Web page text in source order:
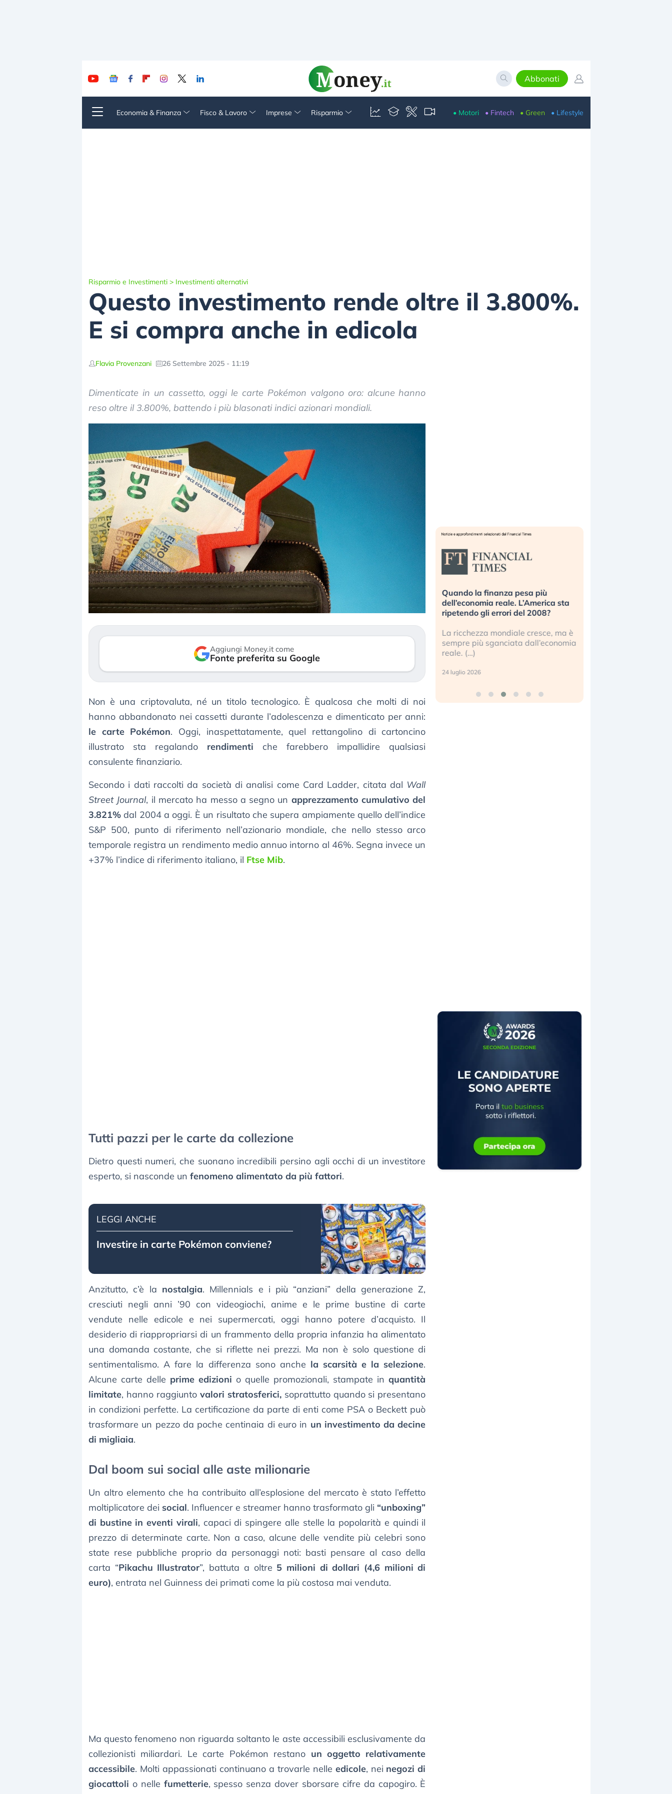
Abbonati
Economia & Finanza Fisco & Lavoro Imprese Risparmio • Motori • Fintech • Green • Lifestyle
Risparmio e Investimenti > Investimenti alternativi
Questo investimento rende oltre il 3.800%.
E si compra anche in edicola
Flavia Provenzani 26 Settembre 2025 - 11:19
Dimenticate in un cassetto, oggi le carte Pokémon valgono oro: alcune hanno
reso oltre il 3.800%, battendo i più blasonati indici azionari mondiali.
Aggiungi Money.it come
Fonte preferita su Google
Non è una criptovaluta, né un titolo tecnologico. È qualcosa che molti di noi
hanno abbandonato nei cassetti durante l’adolescenza e dimenticato per anni:
le carte Pokémon. Oggi, inaspettatamente, quel rettangolino di cartoncino
illustrato sta regalando rendimenti che farebbero impallidire qualsiasi
consulente finanziario.
Secondo i dati raccolti da società di analisi come Card Ladder, citata dal Wall
Street Journal, il mercato ha messo a segno un apprezzamento cumulativo del
3.821% dal 2004 a oggi. È un risultato che supera ampiamente quello dell’indice
S&P 500, punto di riferimento nell’azionario mondiale, che nello stesso arco
temporale registra un rendimento medio annuo intorno al 46%. Segna invece un
+37% l’indice di riferimento italiano, il Ftse Mib.
Tutti pazzi per le carte da collezione
Dietro questi numeri, che suonano incredibili persino agli occhi di un investitore
esperto, si nasconde un fenomeno alimentato da più fattori.
LEGGI ANCHE
Investire in carte Pokémon conviene?
Anzitutto, c’è la nostalgia. Millennials e i più “anziani” della generazione Z,
cresciuti negli anni ’90 con videogiochi, anime e le prime bustine di carte
vendute nelle edicole e nei supermercati, oggi hanno potere d’acquisto. Il
desiderio di riappropriarsi di un frammento della propria infanzia ha alimentato
una domanda costante, che si riflette nei prezzi. Ma non è solo questione di
sentimentalismo. A fare la differenza sono anche la scarsità e la selezione.
Alcune carte delle prime edizioni o quelle promozionali, stampate inquantità
limitate, hanno raggiunto valori stratosferici,soprattutto quando si presentano
in condizioni perfette. La certificazione da parte di enti come PSA o Beckett può
trasformare un pezzo da poche centinaia di euro in un investimento da decine
di migliaia.
Dal boom sui social alle aste milionarie
Un altro elemento che ha contribuito all’esplosione del mercato è stato l’effetto
moltiplicatore dei social. Influencer e streamer hanno trasformato gli “unboxing”
di bustine in eventi virali, capaci di spingere alle stelle la popolarità e quindi il
prezzo di determinate carte. Non a caso, alcune delle vendite più celebri sono
state rese pubbliche proprio da personaggi noti: basti pensare al caso della
carta “Pikachu Illustrator”, battuta a oltre 5 milioni di dollari (4,6 milioni di
euro), entrata nel Guinness dei primati come la più costosa mai venduta.
Ma questo fenomeno non riguarda soltanto le aste accessibili esclusivamente da
collezionisti miliardari. Le carte Pokémon restano un oggetto relativamente
accessibile. Molti appassionati continuano a trovarle nelle edicole, nei negozi di
giocattoli o nelle fumetterie, spesso senza dover sborsare cifre da capogiro. È
correzione. Cosa sta guidando il
repricing degli asset?
3 agosto 2026
«La mia vita è rovinata». Investitori
in preda al panico dopo lo scoppio
della bolla AI
Kospi, mentre gli investitori retail (…)
30 luglio 2026
Quando la finanza pesa più
dell’economia reale. L’America sta
ripetendo gli errori del 2008?
La ricchezza mondiale cresce, ma è
sempre più sganciata dall’economia
reale. (…)
24 luglio 2026